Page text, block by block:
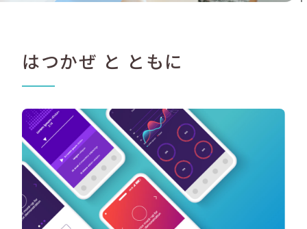
はつかぜ と ともに